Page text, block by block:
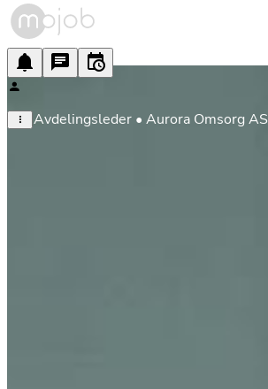
Avdelingsleder • Aurora Omsorg AS